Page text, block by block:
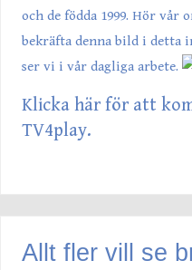
och de födda 1999. Hör vår
bekräfta denna bild i detta
ser vi i vår dagliga arbete.
Klicka här för att
TV4play.
Allt fler vill se